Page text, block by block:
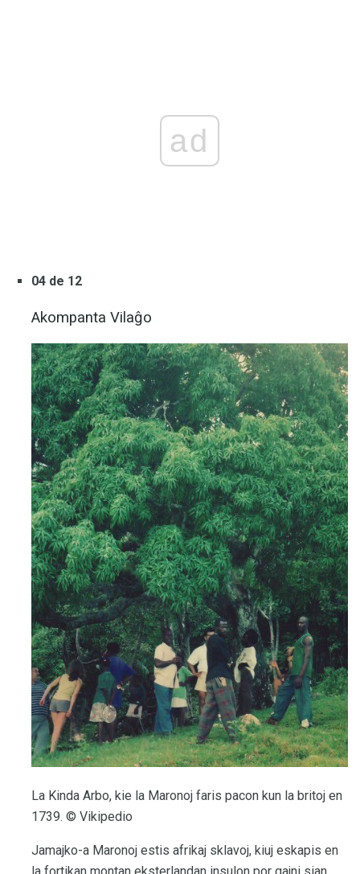
ad
04 de 12
Akompanta Vilaĝo
La Kinda Arbo, kie la Maronoj faris pacon kun la britoj en
1739. © Vikipedio
Jamajko-a Maronoj estis afrikaj sklavoj, kiuj eskapis en